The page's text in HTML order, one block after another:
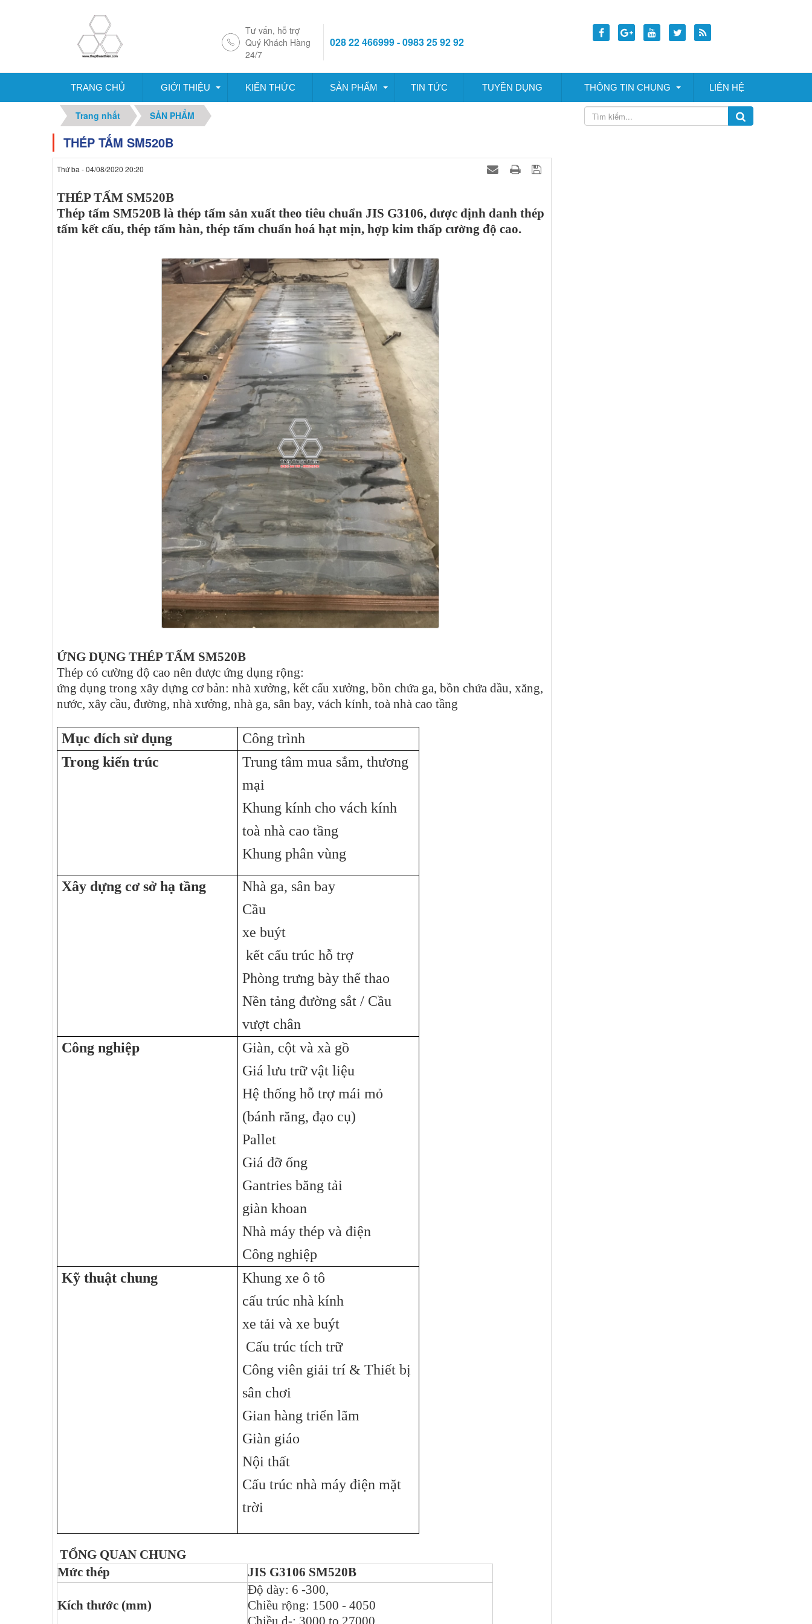
Tư vấn, hỗ trợ
Quý Khách Hàng
24/7
028 22 466999 - 0983 25 92 92
TRANG CHỦ GIỚI THIỆU KIẾN THỨC SẢN PHẨM TIN TỨC TUYỀN DỤNG THÔNG TIN CHUNG LIÊN HỆ
Trang nhất SẢN PHẨM
THÉP TẤM SM520B
Thứ ba - 04/08/2020 20:20
THÉP TẤM SM520B
Thép tấm SM520B là thép tấm sản xuất theo tiêu chuẩn JIS G3106, được định danh thép
tấm kết cấu, thép tấm hàn, thép tấm chuẩn hoá hạt mịn, hợp kim thấp cường độ cao.
ỨNG DỤNG THÉP TẤM SM520B
Thép có cường độ cao nên được ứng dụng rộng:
ứng dụng trong xây dựng cơ bản: nhà xưởng, kết cấu xưởng, bồn chứa ga, bồn chứa dầu, xăng,
nước, xây cầu, đường, nhà xưởng, nhà ga, sân bay, vách kính, toà nhà cao tầng
Mục đích sử dụng
Công trình
Trong kiến trúc
Trung tâm mua sắm, thương
mại
Khung kính cho vách kính
toà nhà cao tầng
Khung phân vùng
Xây dựng cơ sở hạ tầng
Nhà ga, sân bay
Cầu
xe buýt
kết cấu trúc hỗ trợ
Phòng trưng bày thể thao
Nền tảng đường sắt / Cầu
vượt chân
Công nghiệp
Giàn, cột và xà gồ
Giá lưu trữ vật liệu
Hệ thống hỗ trợ mái mỏ
(bánh răng, đạo cụ)
Pallet
Giá đỡ ống
Gantries băng tải
giàn khoan
Nhà máy thép và điện
Công nghiệp
Kỹ thuật chung
Khung xe ô tô
cấu trúc nhà kính
xe tải và xe buýt
Cấu trúc tích trữ
Công viên giải trí & Thiết bị
sân chơi
Gian hàng triển lãm
Giàn giáo
Nội thất
Cấu trúc nhà máy điện mặt
trời
TỔNG QUAN CHUNG
Mức thép
JIS G3106 SM520B
Kích thước (mm)
Độ dày: 6 -300,
Chiều rộng: 1500 - 4050
Chiều d-: 3000 to 27000